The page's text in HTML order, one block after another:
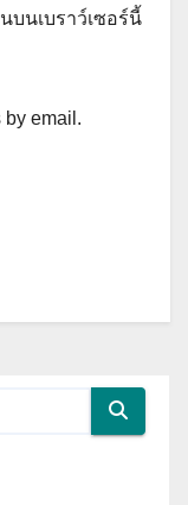
บนเบราว์เซอร์นี้
by email.